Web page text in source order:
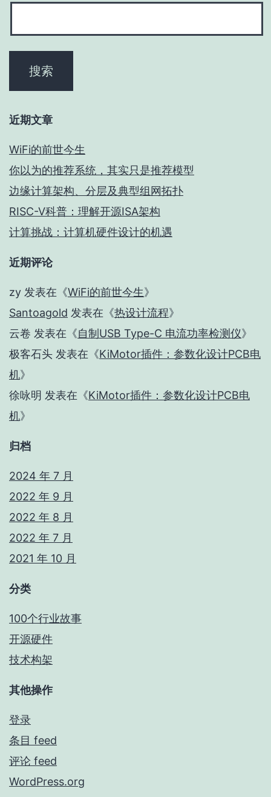
近期文章
WiFi的前世今生
你以为的推荐系统，其实只是推荐模型
边缘计算架构、分层及典型组网拓扑
RISC-V科普：理解开源ISA架构
计算挑战：计算机硬件设计的机遇
近期评论
zy 发表在《WiFi的前世今生》
Santoagold 发表在《热设计流程》
云卷 发表在《自制USB Type-C 电流功率检测仪》
极客石头 发表在《KiMotor插件：参数化设计PCB电
机》
徐咏明 发表在《KiMotor插件：参数化设计PCB电
机》
归档
2024 年 7 月
2022 年 9 月
2022 年 8 月
2022 年 7 月
2021 年 10 月
分类
100个行业故事
开源硬件
技术构架
其他操作
登录
条目 feed
评论 feed
WordPress.org